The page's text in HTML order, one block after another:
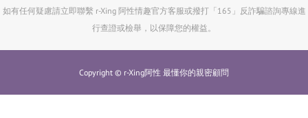
如有任何疑慮請立即聯繫 r-Xing 阿性情趣官方客服或撥打「165」反詐騙諮詢專線進
行查證或檢舉，以保障您的權益。
Copyright © r-Xing阿性 最懂你的親密顧問